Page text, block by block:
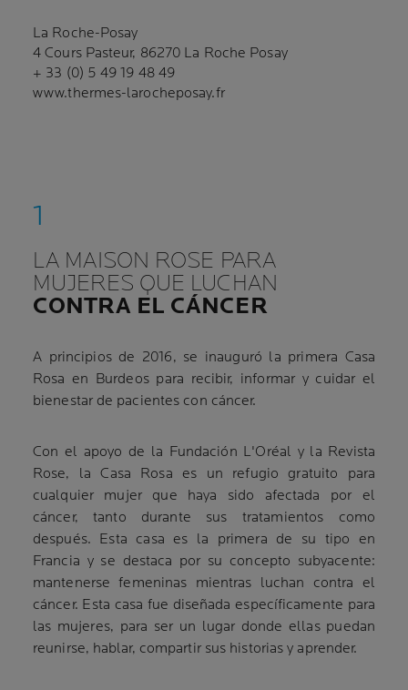
La Roche-Posay
4 Cours Pasteur, 86270 La Roche Posay
+ 33 (0) 5 49 19 48 49
www.thermes-larocheposay.fr
LA MAISON ROSE PARA
MUJERES QUE LUCHAN
CONTRA EL CÁNCER
A principios de 2016, se inauguró la primera Casa
Rosa en Burdeos para recibir, informar y cuidar el
bienestar de pacientes con cáncer.
Con el apoyo de la Fundación L'Oréal y la Revista
Rose, la Casa Rosa es un refugio gratuito para
cualquier mujer que haya sido afectada por el
cáncer, tanto durante sus tratamientos como
después. Esta casa es la primera de su tipo en
Francia y se destaca por su concepto subyacente:
mantenerse femeninas mientras luchan contra el
cáncer. Esta casa fue diseñada específicamente para
las mujeres, para ser un lugar donde ellas puedan
reunirse, hablar, compartir sus historias y aprender.